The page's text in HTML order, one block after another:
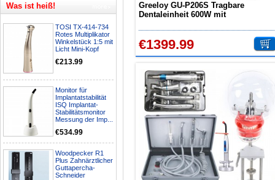
Was ist heiß!
TOSI TX-414-734
Rotes Multiplikator
Winkelstück 1:5 mit
Licht Mini-Kopf
€213.99
Monitor für
Implantatstabilität
ISQ Implantat-
Stabilitätsmonitor
Messung der Imp...
€534.99
Woodpecker R1
Plus Zahnärztlicher
Guttapercha-
Schneider
Nationalfeiertagsangebot
Aufbereitung rotierender
Instrumente
Greeloy GU-P206S Tragbare
Dentaleinheit 600W mit
Polymerisationslampe + Scaler
Handstück
€1399.99